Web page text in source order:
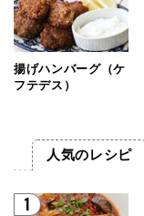
揚げハンバーグ（ケ
フテデス）
人気のレシピ
1